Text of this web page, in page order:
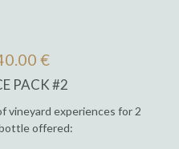
€
PACK #2
vineyard experiences for 2
offered: